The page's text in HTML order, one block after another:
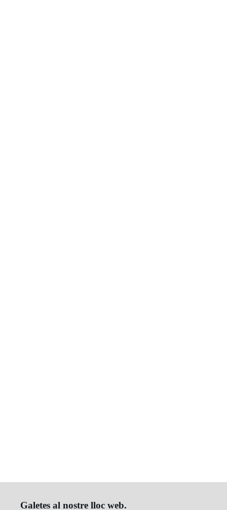
Galetes al nostre lloc web.